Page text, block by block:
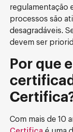
regulamentação
processos são
desagradáveis.
devem ser
Por que
Com mais de 10